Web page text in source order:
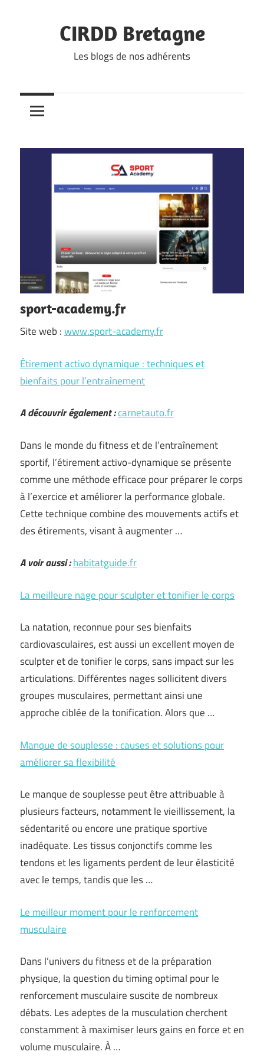
CIRDD Bretagne
Les blogs de nos adhérents
sport-academy.fr
Site web :www.sport-academy.fr
Étirement activo dynamique : techniques et
bienfaits pour l’entraînement
A découvrir également :carnetauto.fr
Dans le monde du fitness et de l’entraînement
sportif, l’étirement activo-dynamique se présente
comme une méthode efficace pour préparer le corps
à l’exercice et améliorer la performance globale.
Cette technique combine des mouvements actifs et
des étirements, visant à augmenter …
A voir aussi :habitatguide.fr
La meilleure nage pour sculpter et tonifier le corps
La natation, reconnue pour ses bienfaits
cardiovasculaires, est aussi un excellent moyen de
sculpter et de tonifier le corps, sans impact sur les
articulations. Différentes nages sollicitent divers
groupes musculaires, permettant ainsi une
approche ciblée de la tonification. Alors que …
Manque de souplesse : causes et solutions pour
améliorer sa flexibilité
Le manque de souplesse peut être attribuable à
plusieurs facteurs, notamment le vieillissement, la
sédentarité ou encore une pratique sportive
inadéquate. Les tissus conjonctifs comme les
tendons et les ligaments perdent de leur élasticité
avec le temps, tandis que les …
Le meilleur moment pour le renforcement
musculaire
Dans l’univers du fitness et de la préparation
physique, la question du timing optimal pour le
renforcement musculaire suscite de nombreux
débats. Les adeptes de la musculation cherchent
constamment à maximiser leurs gains en force et en
volume musculaire. À …